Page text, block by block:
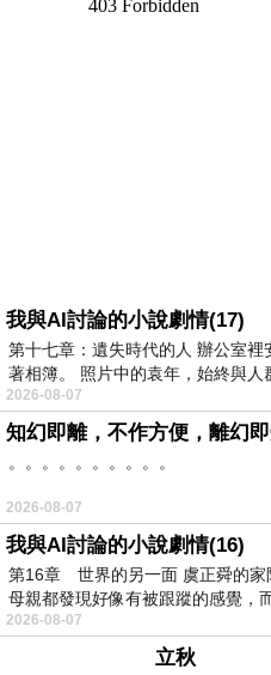
我與AI討論的小說劇情(17)
第十七章：遺失時代的人 辦公室
著相簿。 照片中的袁年，始終與人
2026-08-07
知幻即離，不作方便，離幻
。。。。。。。。。。
2026-08-07
我與AI討論的小說劇情(16)
第16章 世界的另一面 虞正舜的家
母親都發現好像有被跟蹤的感覺，
2026-08-07
立秋